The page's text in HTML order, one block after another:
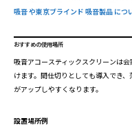
吸音 や東京ブラインド 吸音製品 につ
おすすめの使用場所
吸音アコースティックスクリーンは
けます。間仕切りとしても導入でき
がアップしやすくなります。
設置場所例